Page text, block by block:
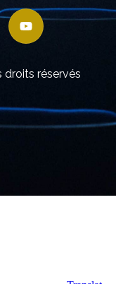
droits réservés